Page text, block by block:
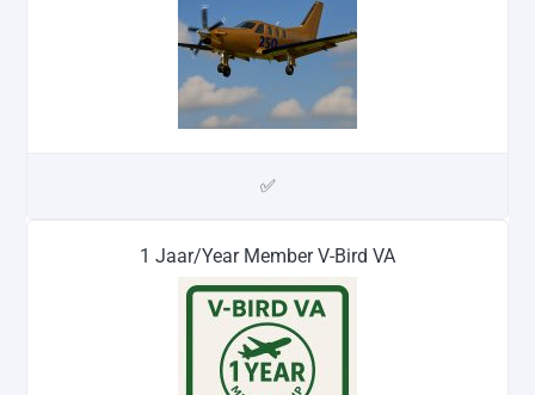
✅
1 Jaar/Year Member V-Bird VA